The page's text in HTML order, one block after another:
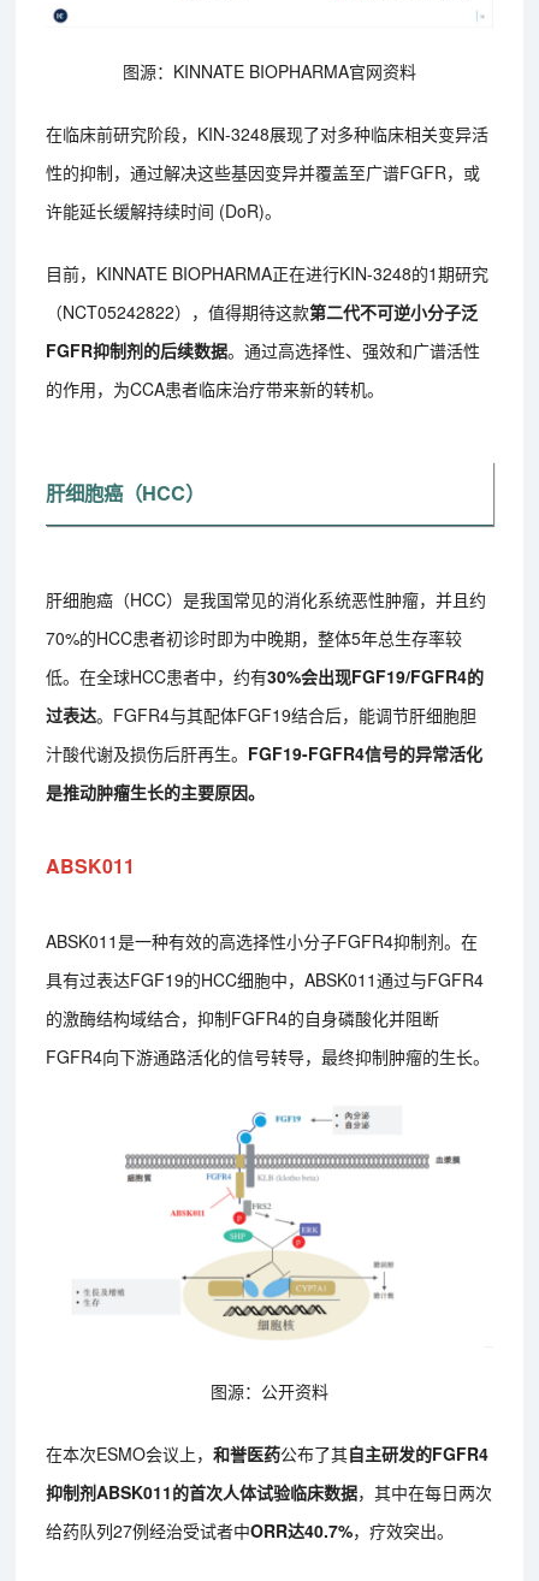
图源：KINNATE BIOPHARMA官网资料
在临床前研究阶段，KIN-3248展现了对多种临床相关变异活
性的抑制，通过解决这些基因变异并覆盖至广谱FGFR，或
许能延长缓解持续时间 (DoR)。
目前，KINNATE BIOPHARMA正在进行KIN-3248的1期研究
（NCT05242822），值得期待这款第二代不可逆小分子泛
FGFR抑制剂的后续数据。通过高选择性、强效和广谱活性
的作用，为CCA患者临床治疗带来新的转机。
肝细胞癌（HCC）
肝细胞癌（HCC）是我国常见的消化系统恶性肿瘤，并且约
70%的HCC患者初诊时即为中晚期，整体5年总生存率较
低。在全球HCC患者中，约有30%会出现FGF19/FGFR4的
过表达。FGFR4与其配体FGF19结合后，能调节肝细胞胆
汁酸代谢及损伤后肝再生。 FGF19-FGFR4信号的异常活化
是推动肿瘤生长的主要原因。
ABSK011
ABSK011是一种有效的高选择性小分子FGFR4抑制剂。在
具有过表达FGF19的HCC细胞中，ABSK011通过与FGFR4
的激酶结构域结合，抑制FGFR4的自身磷酸化并阻断
FGFR4向下游通路活化的信号转导，最终抑制肿瘤的生长。
图源：公开资料
在本次ESMO会议上，和誉医药公布了其自主研发的FGFR4
抑制剂ABSK011的首次人体试验临床数据，其中在每日两次
给药队列27例经治受试者中ORR达40.7%，疗效突出。